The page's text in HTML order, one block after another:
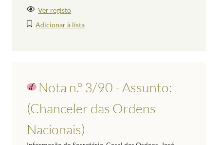
Ver registo
Adicionar à lista
Nota n.º 3/90 - Assunto:
(Chanceler das Ordens
Nacionais)